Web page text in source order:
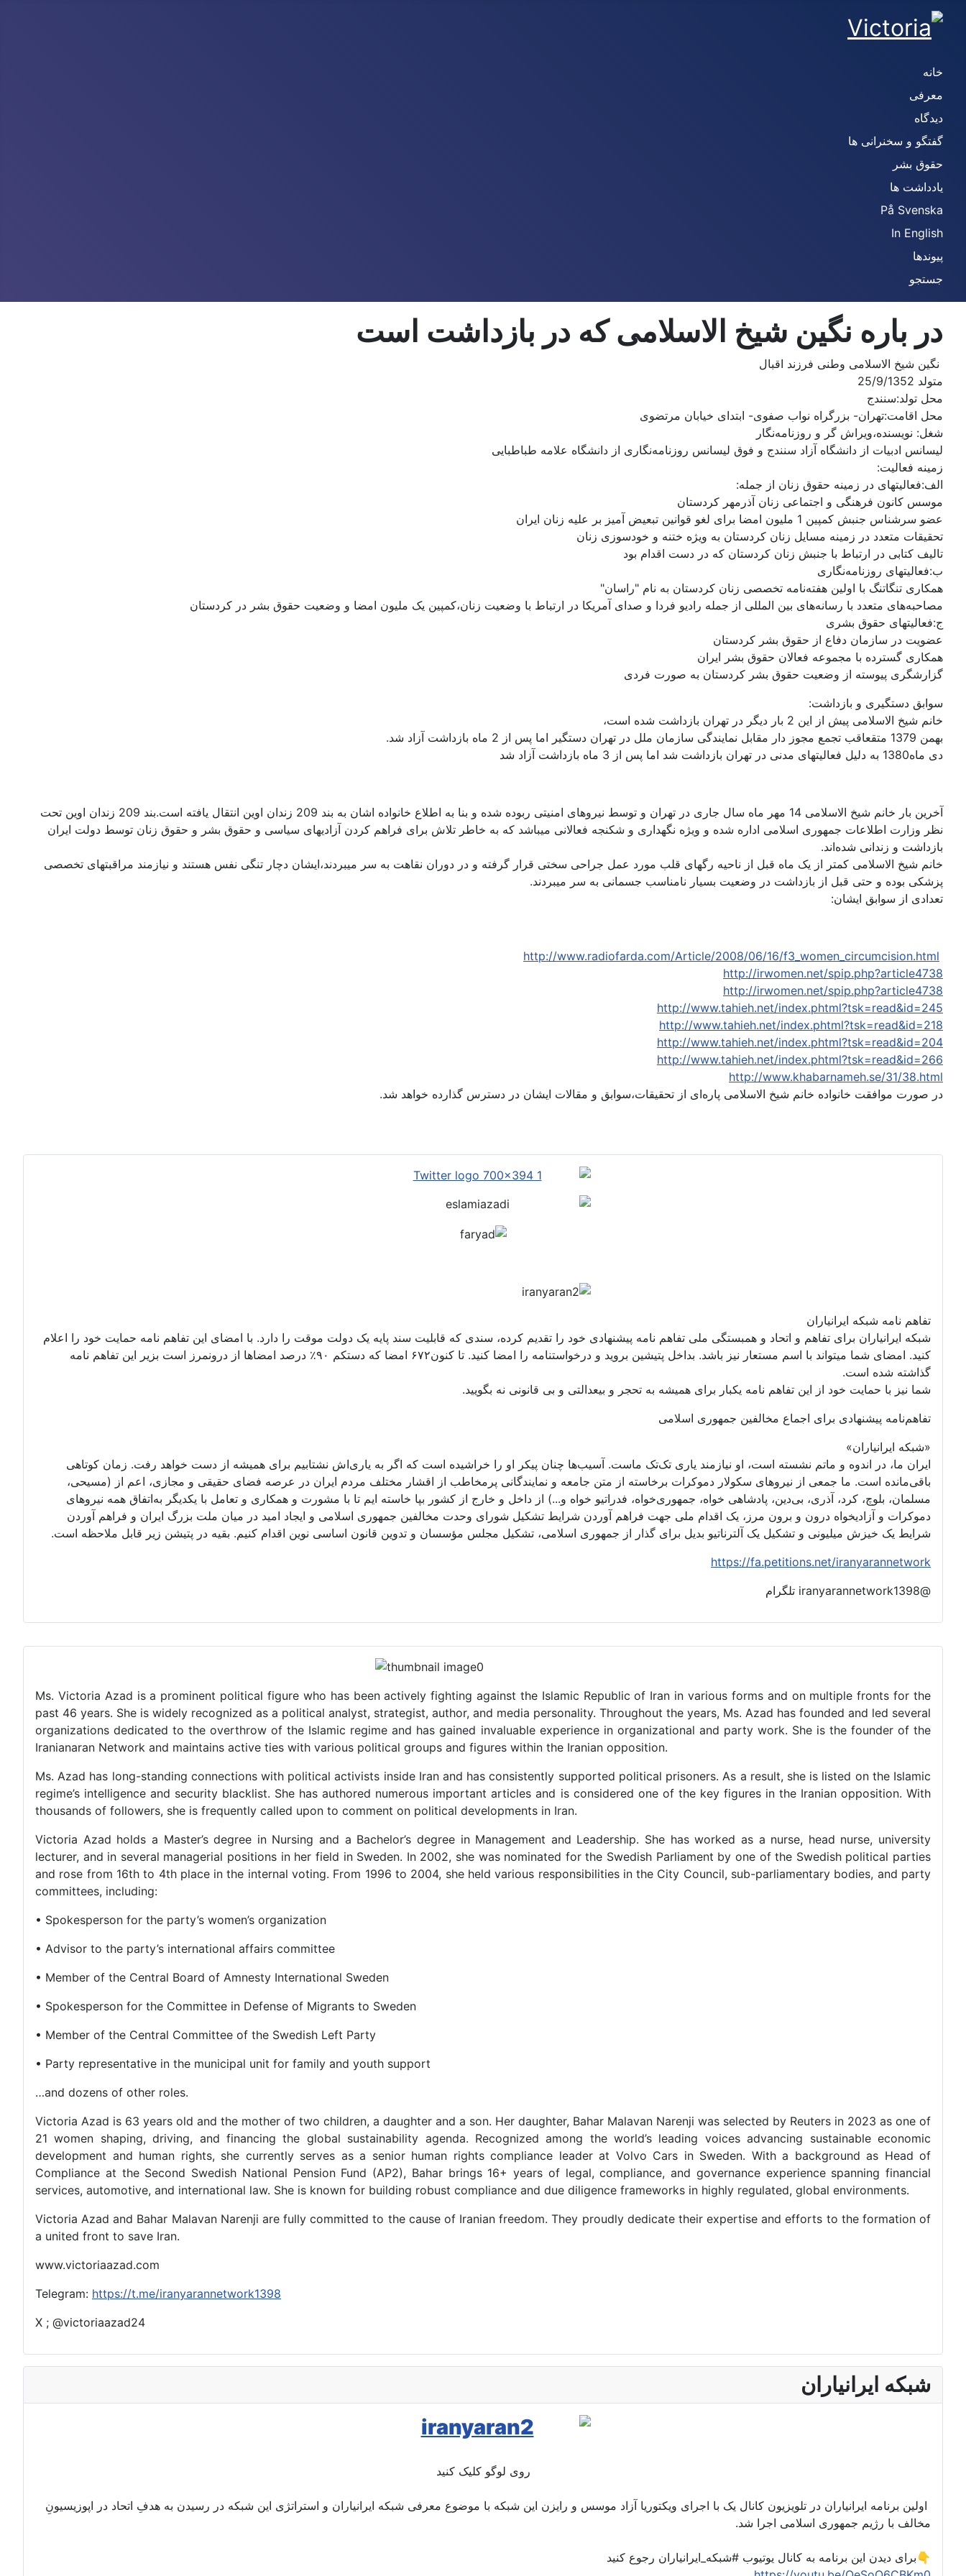
خانه
معرفی
دیدگاه
گفتگو و سخنرانی ها
حقوق بشر
یادداشت ها
På Svenska
In English
پیوندها
جستجو
Ms. Victoria Azad is a prominent political figure who has been actively fighting against the Islamic Republic of Iran in various forms and on multiple fronts for the
past 46 years. She is widely recognized as a political analyst, strategist, author, and media personality. Throughout the years, Ms. Azad has founded and led several
organizations dedicated to the overthrow of the Islamic regime and has gained invaluable experience in organizational and party work. She is the founder of the
Iranianaran Network and maintains active ties with various political groups and figures within the Iranian opposition.
Ms. Azad has long-standing connections with political activists inside Iran and has consistently supported political prisoners. As a result, she is listed on the Islamic
regime’s intelligence and security blacklist. She has authored numerous important articles and is considered one of the key figures in the Iranian opposition. With
thousands of followers, she is frequently called upon to comment on political developments in Iran.
Victoria Azad holds a Master’s degree in Nursing and a Bachelor’s degree in Management and Leadership. She has worked as a nurse, head nurse, university
lecturer, and in several managerial positions in her field in Sweden. In 2002, she was nominated for the Swedish Parliament by one of the Swedish political parties
and rose from 16th to 4th place in the internal voting. From 1996 to 2004, she held various responsibilities in the City Council, sub-parliamentary bodies, and party
committees, including:
• Spokesperson for the party’s women’s organization
• Advisor to the party’s international affairs committee
• Member of the Central Board of Amnesty International Sweden
• Spokesperson for the Committee in Defense of Migrants to Sweden
• Member of the Central Committee of the Swedish Left Party
• Party representative in the municipal unit for family and youth support
…and dozens of other roles.
Victoria Azad is 63 years old and the mother of two children, a daughter and a son. Her daughter, Bahar Malavan Narenji was selected by Reuters in 2023 as one of
21 women shaping, driving, and financing the global sustainability agenda. Recognized among the world’s leading voices advancing sustainable economic
development and human rights, she currently serves as a senior human rights compliance leader at Volvo Cars in Sweden. With a background as Head of
Compliance at the Second Swedish National Pension Fund (AP2), Bahar brings 16+ years of legal, compliance, and governance experience spanning financial
services, automotive, and international law. She is known for building robust compliance and due diligence frameworks in highly regulated, global environments.
Victoria Azad and Bahar Malavan Narenji are fully committed to the cause of Iranian freedom. They proudly dedicate their expertise and efforts to the formation of
a united front to save Iran.
www.victoriaazad.com
Telegram: https://t.me/iranyarannetwork1398
X ; @victoriaazad24
شبکه ایرانیاران
روی لوگو کلیک کنید
اولین برنامه ایرانیاران در تلویزیون کانال یک با اجرای ویکتوریا آزاد موسس و رایزن این شبکه با موضوع معرفی شبکه ایرانیاران و استراتژی این شبکه در رسیدن به هدفِ اتحاد در اپوزیسیونِ
مخالف با رژیم جمهوری اسلامی اجرا شد.
برای دیدن این برنامه به کانال یوتیوب #شبکه_ایرانیاران رجوع کنید👇
در باره نگین شیخ الاسلامی که در بازداشت است
نگین شیخ الاسلامی وطنی فرزند اقبال
متولد 25/9/1352
محل تولد:سنندج
محل اقامت:تهران- بزرگراه نواب صفوی- ابتدای خیابان مرتضوی
شغل: نویسنده‌،ویراش گر و روزنامه‌نگار
لیسانس ادبیات از دانشگاه آزاد سنندج و فوق لیسانس روزنامه‌نگاری از دانشگاه علامه‌ طباطبایی
زمینه‌ فعالیت:
الف:فعالیتهای در زمینه‌ حقوق زنان از جمله‌:
موسس کانون فرهنگی و اجتماعی زنان آذرمهر کردستان
عضو سرشناس جنبش کمپین 1 ملیون امضا برای لغو قوانین تبعیض آمیز بر علیه‌ زنان ایران
تحقیقات متعدد در زمینه‌ مسایل زنان کردستان به‌ ویژه‌ ختنه‌ و خودسوزی زنان
تالیف کتابی در ارتباط با جنبش زنان کردستان که‌ در دست اقدام بود
ب:فعالیتهای روزنامه‌نگاری
همکاری تنگاتنگ با اولین هفته‌نامه‌ تخصصی زنان کردستان به‌ نام "راسان"
مصاحبه‌های متعدد با رسانه‌های بین المللی از جمله‌ رادیو فردا و صدای آمریکا در ارتباط با وضعیت زنان،کمپین یک ملیون امضا و وضعیت حقوق بشر در کردستان
ج:فعالیتهای حقوق بشری
عضویت در سازمان دفاع از حقوق بشر کردستان
همکاری گسترده‌ با مجموعه‌ فعالان حقوق بشر ایران
گزارشگری پیوسته‌ از وضعیت حقوق بشر کردستان به‌ صورت فردی
سوابق دستگیری و بازداشت:
خانم شیخ الاسلامی پیش از این 2 بار دیگر در تهران بازداشت شده‌ است،
بهمن 1379 متقعاقب تجمع مجوز دار مقابل نمایندگی سازمان ملل در تهران دستگیر اما‌ پس از 2 ماه بازداشت آزاد شد.
دی ماه1380 به‌ دلیل فعالیتهای مدنی در تهران بازداشت شد اما پس از 3 ماه بازداشت آزاد شد
آخرین بار خانم شیخ الاسلامی 14 مهر ماه سال جاری در تهران و توسط نیروهای امنیتی ربوده‌ شده‌ و بنا به‌ اطلاع خانواده‌ اشان به‌ بند 209 زندان اوین انتقال یافته‌ است.بند 209 زندان اوین تحت
نظر وزارت اطلاعات جمهوری اسلامی اداره‌ شده‌ و ویژه‌ نگهداری و شکنجه‌ فعالانی میباشد که‌ به‌ خاطر تلاش برای فراهم کردن آزادیهای سیاسی و حقوق بشر و حقوق زنان توسط دولت ایران
بازداشت و زندانی شده‌اند.
خانم شیخ الاسلامی کمتر از یک ماه قبل از ناحیه‌ رگهای قلب مورد عمل جراحی سختی قرار گرفته‌ و در دوران نقاهت به‌ سر میبردند،ایشان دچار تنگی نفس هستند و نیازمند مراقبتهای تخصصی
پزشکی بوده‌ و حتی قبل از بازداشت در وضعیت بسیار نامناسب جسمانی به‌ سر میبردند.
تعدادی از سوابق ایشان:
http://www.radiofarda.com/Article/2008/06/16/f3_women_circumcision.html
http://irwomen.net/spip.php?article4738
http://irwomen.net/spip.php?article4738
http://www.tahieh.net/index.phtml?tsk=read&id=245
http://www.tahieh.net/index.phtml?tsk=read&id=218
http://www.tahieh.net/index.phtml?tsk=read&id=204
http://www.tahieh.net/index.phtml?tsk=read&id=266
http://www.khabarnameh.se/31/38.html
در صورت موافقت خانواده‌ خانم شیخ الاسلامی پاره‌ای از تحقیقات،سوابق و مقالات ایشان در دسترس گذارده‌ خواهد شد.
تفاهم نامه شبکه ایرانیاران
شبکه ایرانیاران برای تفاهم و اتحاد و همبستگی ملی تفاهم نامه پیشنهادی خود را تقدیم کرده، سندی که قابلیت سند پایه یک دولت موقت را دارد. با امضای این تفاهم نامه حمایت خود را اعلام
کنید. امضای شما میتواند با اسم مستعار نیز باشد. بداخل پتیشین بروید و درخواستنامه را امضا کنید. تا کنون۶۷۲ امضا که دستکم ۹۰٪ درصد امضاها از درونمرز است بزیر این تفاهم نامه
گذاشته شده است.
شما نیز با حمایت خود از این تفاهم نامه یکبار برای همیشه به تحجر و بیعدالتی و بی قانونی نه بگویید.
تفاهم‌نامه پیشنهادی برای اجماع مخالفین جمهوری اسلامی
«شبکه ایرانیاران»
ایران ما، در اندوه و ماتم نشسته است، او نیازمند یاری تک‌تک ماست. آسیب‌ها چنان پیکر او را خراشیده است که اگر به یاری‌اش نشتابیم برای همیشه از دست خواهد رفت. زمان کوتاهی
باقی‌مانده است. ما جمعی از نیروهای سکولار دموکرات برخاسته از متن جامعه و نمایندگانی پرمخاطب از اقشار مختلف مردم ایران در عرصه فضای حقیقی و مجازی، اعم از (مسیحی،
مسلمان، بلوچ، کرد، آذری، بی‌دین، پادشاهی خواه، جمهوری‌خواه، فدراتیو خواه و...) از داخل و خارج از کشور بپا خاسته ایم تا با مشورت و همکاری و تعامل با یکدیگر به‌اتفاق همه نیروهای
دموکرات و آزادیخواه درون و برون مرز، یک اقدام ملی جهت فراهم آوردن شرایط تشکیل شورای وحدت مخالفین جمهوری اسلامی و ایجاد امید در میان ملت بزرگ ایران و فراهم آوردن
شرایط یک خیزش میلیونی و تشکیل یک آلترناتیو بدیل برای گذار از جمهوری اسلامی، تشکیل مجلس مؤسسان و تدوین قانون اساسی نوین اقدام کنیم. بقیه در پتیشن زیر قابل ملاحظه است.
https://fa.petitions.net/iranyarannetwork
@iranyarannetwork1398 تلگرام